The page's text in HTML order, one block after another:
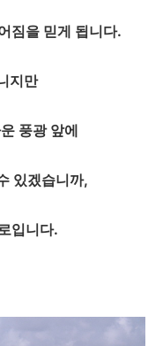
짐을 믿게 됩니다.
지만
풍광 앞에
있겠습니까,
입니다.